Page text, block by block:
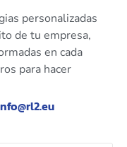
personalizadas
de tu empresa,
en cada
para hacer